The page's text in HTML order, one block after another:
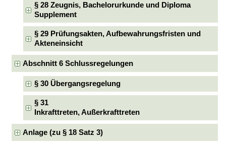
§ 28 Zeugnis, Bachelorurkunde und Diploma
Supplement
§ 29 Prüfungsakten, Aufbewahrungsfristen und
Akteneinsicht
Abschnitt 6 Schlussregelungen
§ 30 Übergangsregelung
§ 31
Inkrafttreten, Außerkrafttreten
Anlage (zu § 18 Satz 3)